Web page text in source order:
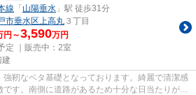
線 「 山陽垂水 」駅 徒歩31分
市垂水区上高丸 ３丁目
円～3,590万円
定 ｜販売中： 2室
建
靭なベタ基礎となっております。綺麗で清潔感
す。南側に道路があるため十分な日当たりが確